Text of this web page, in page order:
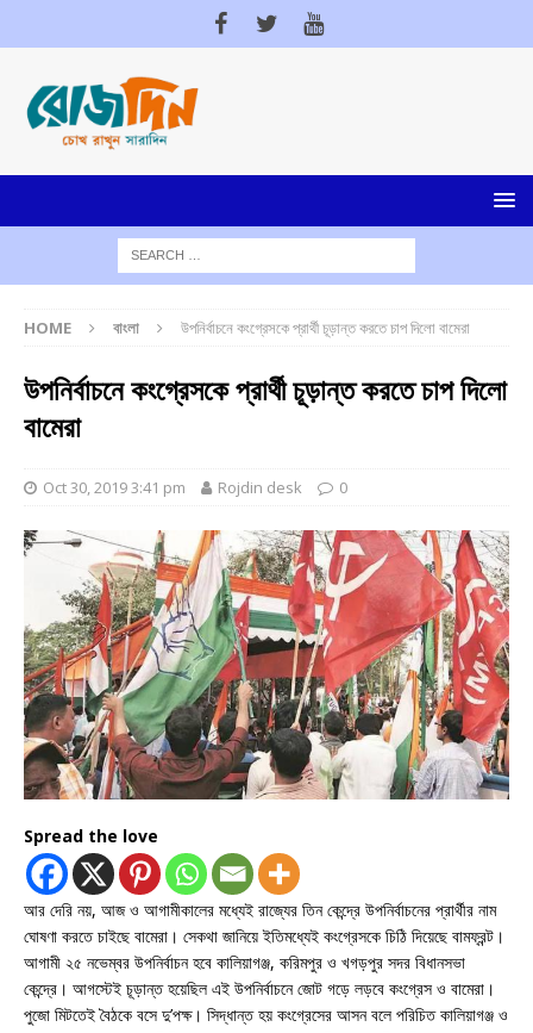
HOME বাংলা উপনির্বাচনে কংগ্রেসকে প্রার্থী চূড়ান্ত করতে চাপ দিলো বামেরা
উপনির্বাচনে কংগ্রেসকে প্রার্থী চূড়ান্ত করতে চাপ দিলো
বামেরা
Oct 30, 2019 3:41 pm Rojdin desk 0
Spread the love
আর দেরি নয়, আজ ও আগামীকালের মধ্যেই রাজ্যের তিন কেন্দ্রে উপনির্বাচনের প্রার্থীর নাম
ঘোষণা করতে চাইছে বামেরা। সেকথা জানিয়ে ইতিমধ্যেই কংগ্রেসকে চিঠি দিয়েছে বামফ্রন্ট।
আগামী ২৫ নভেম্বর উপনির্বাচন হবে কালিয়াগঞ্জ, করিমপুর ও খগড়পুর সদর বিধানসভা
কেন্দ্রে। আগস্টেই চূড়ান্ত হয়েছিল এই উপনির্বাচনে জোট গড়ে লড়বে কংগ্রেস ও বামেরা।
পুজো মিটতেই বৈঠকে বসে দু’পক্ষ। সিদ্ধান্ত হয় কংগ্রেসের আসন বলে পরিচিত কালিয়াগঞ্জ ও